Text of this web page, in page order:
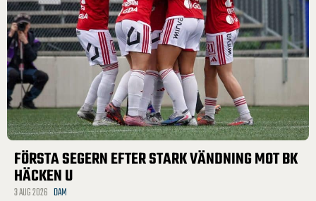
FÖRSTA SEGERN EFTER STARK VÄNDNING MOT BK
HÄCKEN U
3 AUG 2026 DAM